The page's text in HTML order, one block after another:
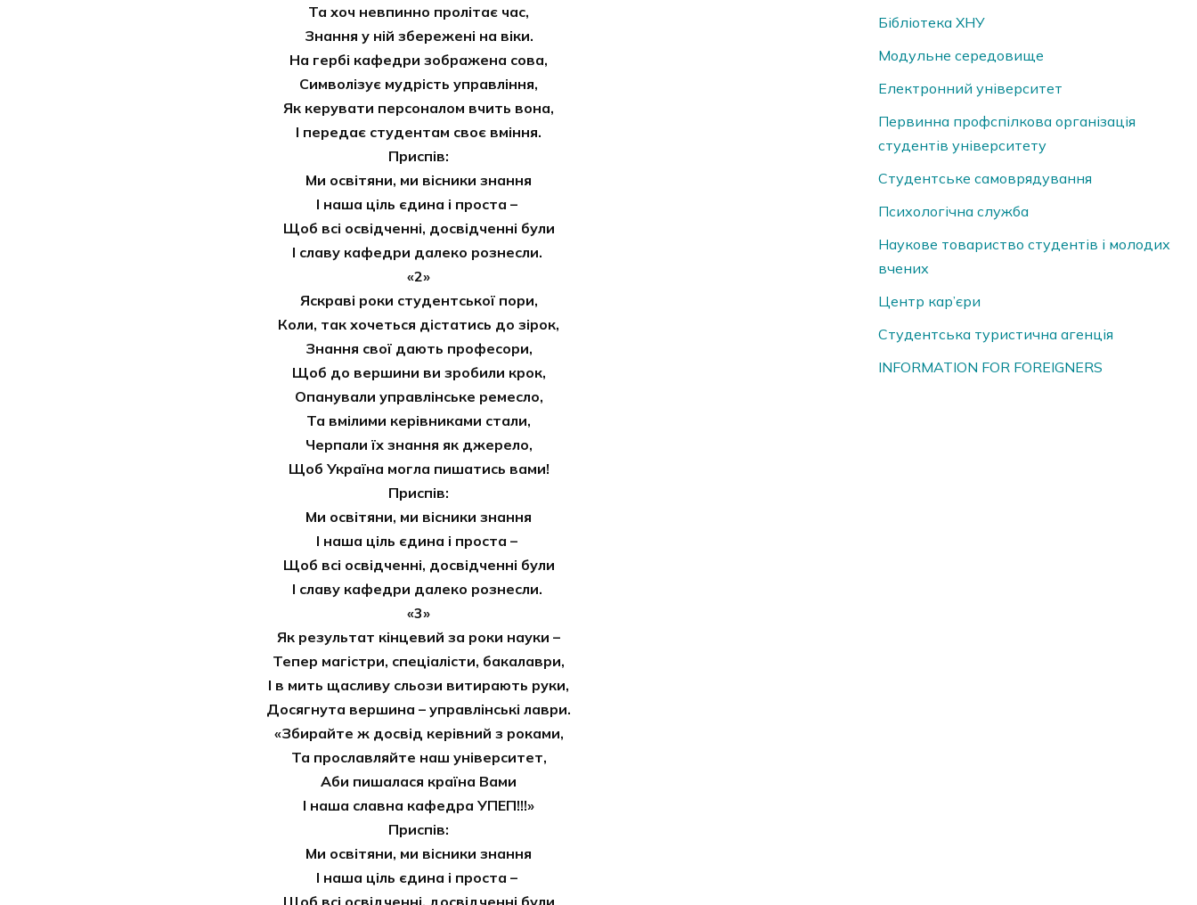
Та хоч невпинно пролітає час,
Знання у ній збережені на віки.
На гербі кафедри зображена сова,
Символізує мудрість управління,
Як керувати персоналом вчить вона,
І передає студентам своє вміння.
Приспів:
Ми освітяни, ми вісники знання
І наша ціль єдина і проста –
Щоб всі освідченні, досвідченні були
І славу кафедри далеко рознесли.
«2»
Яскраві роки студентської пори,
Коли, так хочеться дістатись до зірок,
Знання свої дають професори,
Щоб до вершини ви зробили крок,
Опанували управлінське ремесло,
Та вмілими керівниками стали,
Черпали їх знання як джерело,
Щоб Україна могла пишатись вами!
Приспів:
Ми освітяни, ми вісники знання
І наша ціль єдина і проста –
Щоб всі освідченні, досвідченні були
І славу кафедри далеко рознесли.
«3»
Як результат кінцевий за роки науки –
Тепер магістри, спеціалісти, бакалаври,
І в мить щасливу сльози витирають руки,
Досягнута вершина – управлінські лаври.
«Збирайте ж досвід керівний з роками,
Та прославляйте наш університет,
Аби пишалася країна Вами
І наша славна кафедра УПЕП!!!»
Приспів:
Ми освітяни, ми вісники знання
І наша ціль єдина і проста –
Бібліотека ХНУ
Модульне середовище
Електронний університет
Первинна профспілкова організація
студентів університету
Студентське самоврядування
Психологічна служба
Наукове товариство студентів і молодих
вчених
Центр кар’єри
Студентська туристична агенція
INFORMATION FOR FOREIGNERS